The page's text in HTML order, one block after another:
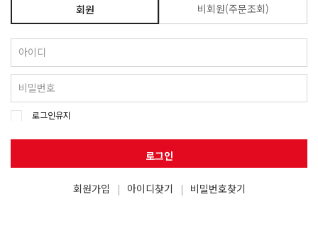
회원 비회원(주문조회)
로그인유지
로그인
회원가입 아이디찾기 비밀번호찾기